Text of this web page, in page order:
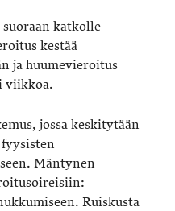
katkolle
kestää
ja huumevieroitus
viikkoa.
jossa keskitytään
Mäntynen
Ruiskusta